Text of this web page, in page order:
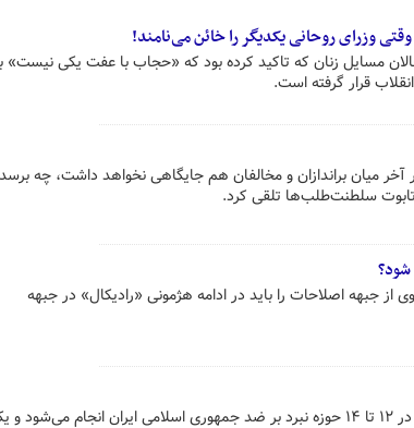
وزرای روحانی یکدیگر را خائن می‌نامند!
مسایل زنان که تاکید کرده بود که «حجاب با عفت یکی نیست»
قرار گرفته است.
میان براندازان و مخالفان هم جایگاهی نخواهد داشت، چه برسد
تابوت سلطنت‌طلب‌ها تلقی کرد.
از جبهه اصلاحات را باید در ادامه هژمونی «رادیکال» در جبهه
آژانس در حقیقت بخشی از جنگ ترکیبی آمریکاست که در ۱۲ تا ۱۴ حوزه نبرد بر ضد جمهوری اسلامی ایران انجام